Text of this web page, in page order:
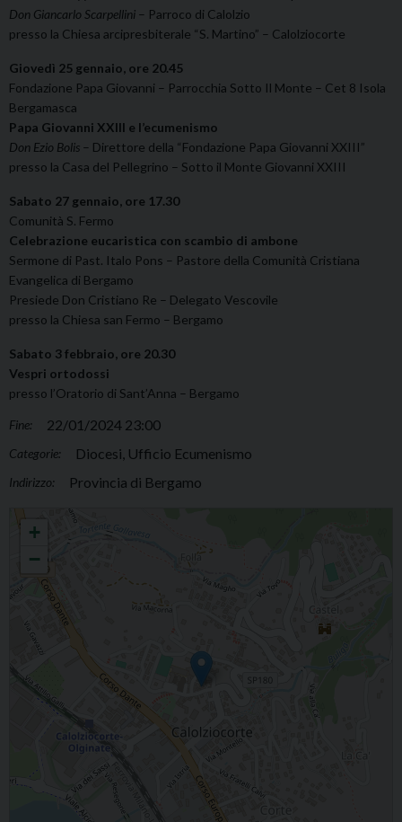
Don Giancarlo Scarpellini – Parroco di Calolzio
presso la Chiesa arcipresbiterale “S. Martino” – Calolziocorte
Giovedì 25 gennaio, ore 20.45
Fondazione Papa Giovanni – Parrocchia Sotto Il Monte – Cet 8 Isola
Bergamasca
Papa Giovanni XXIII e l’ecumenismo
Don Ezio Bolis – Direttore della “Fondazione Papa Giovanni XXIII”
presso la Casa del Pellegrino – Sotto il Monte Giovanni XXIII
Sabato 27 gennaio, ore 17.30
Comunità S. Fermo
Celebrazione eucaristica con scambio di ambone
Sermone di Past. Italo Pons – Pastore della Comunità Cristiana
Evangelica di Bergamo
Presiede Don Cristiano Re – Delegato Vescovile
presso la Chiesa san Fermo – Bergamo
Sabato 3 febbraio, ore 20.30
Vespri ortodossi
presso l’Oratorio di Sant’Anna – Bergamo
Fine: 22/01/2024 23:00
Categorie: Diocesi, Ufficio Ecumenismo
Indirizzo: Provincia di Bergamo
Unità dei Cristiani - Incontro ecumenico
+
−